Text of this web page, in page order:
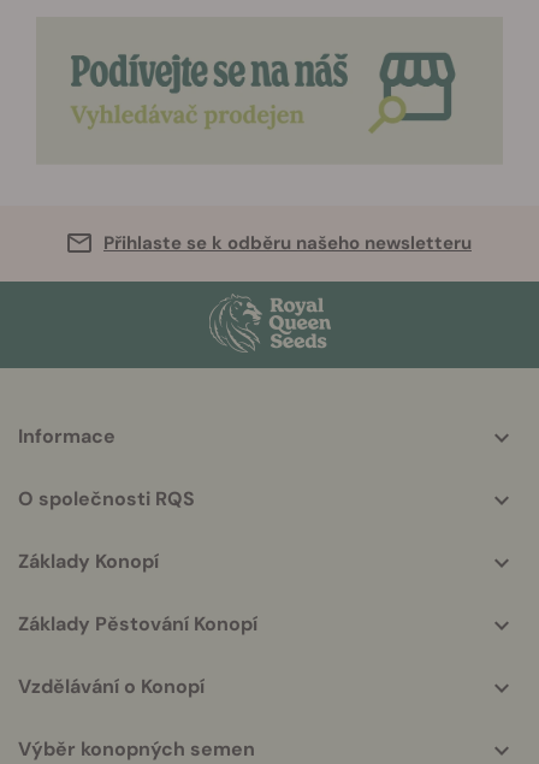
Přihlaste se k odběru našeho newsletteru
helpful
Informace
O společnosti RQS
Základy Konopí
Základy Pěstování Konopí
Vzdělávání o Konopí
Výběr konopných semen